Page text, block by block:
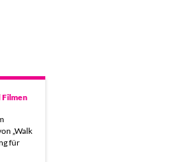
Filmen
„Walk
für